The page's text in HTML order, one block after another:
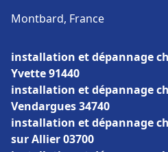
Montbard, France
installation et dépannage
Yvette 91440
installation et dépannage
Vendargues 34740
installation et dépannage
sur Allier 03700